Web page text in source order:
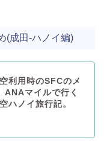
(成田-ハノイ編)
利用時のSFCのメ
ANAマイルで行く
ハノイ旅行記。